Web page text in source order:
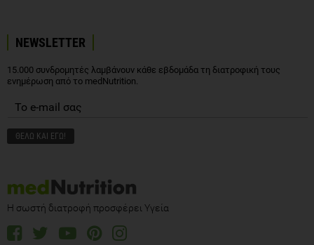
NEWSLETTER
15.000 συνδρομητές λαμβάνουν κάθε εβδομάδα τη διατροφική τους
ενημέρωση από το medNutrition.
Η σωστή διατροφή προσφέρει Υγεία